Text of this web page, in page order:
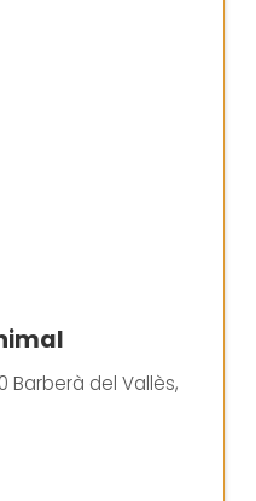
Barberà del Vallès,